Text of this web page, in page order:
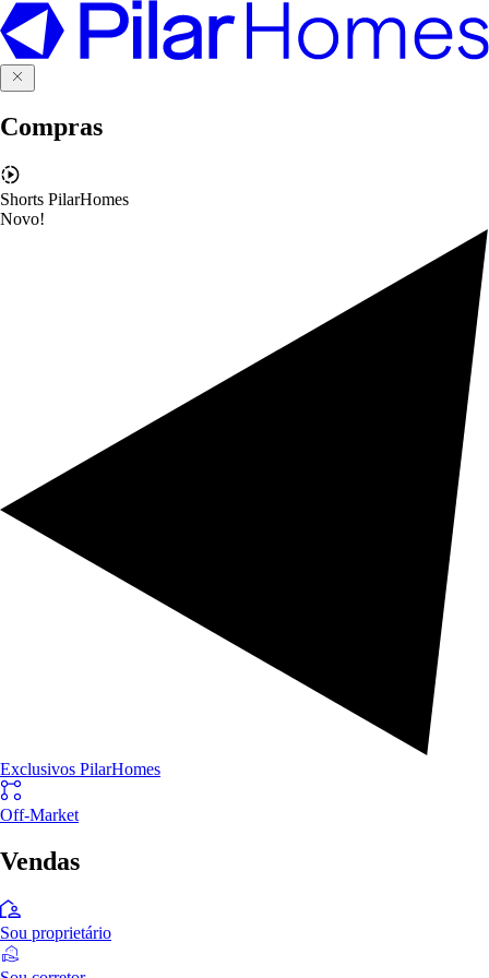
Compras
Shorts PilarHomes
Novo!
Exclusivos PilarHomes
Off-Market
Vendas
Sou proprietário